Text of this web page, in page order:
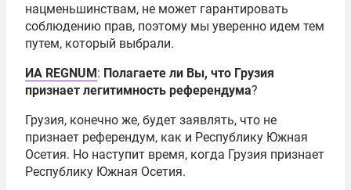
нацменьшинствам, не может гарантировать
соблюдению прав, поэтому мы уверенно идем тем
путем, который выбрали.
ИА REGNUM: Полагаете ли Вы, что Грузия
признает легитимность референдума?
Грузия, конечно же, будет заявлять, что не
признает референдум, как и Республику Южная
Осетия. Но наступит время, когда Грузия признает
Республику Южная Осетия.